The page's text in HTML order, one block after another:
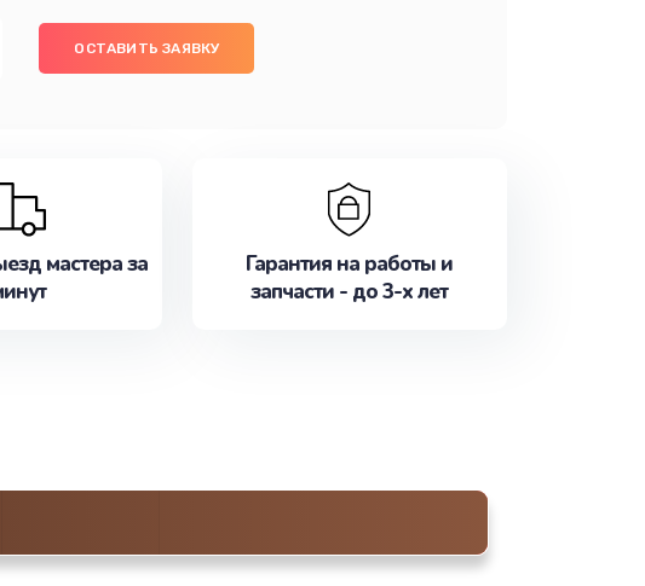
ОСТАВИТЬ ЗАЯВКУ
мастера за
Гарантия на работы и
запчасти - до 3-х лет